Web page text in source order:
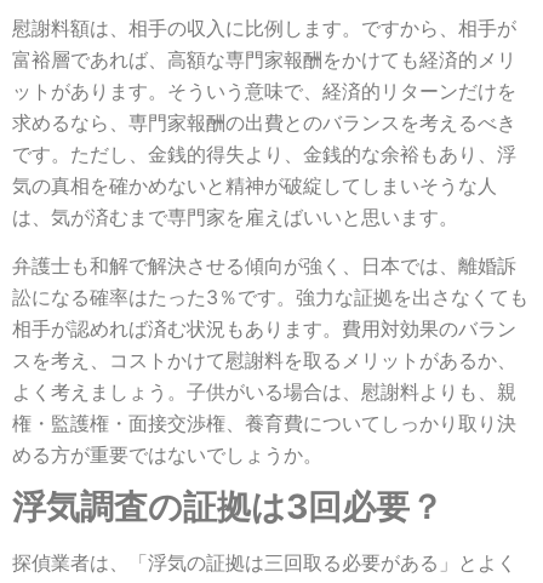
慰謝料額は、相手の収入に比例します。ですから、相手が
富裕層であれば、高額な専門家報酬をかけても経済的メリ
ットがあります。そういう意味で、経済的リターンだけを
求めるなら、専門家報酬の出費とのバランスを考えるべき
です。ただし、金銭的得失より、金銭的な余裕もあり、浮
気の真相を確かめないと精神が破綻してしまいそうな人
は、気が済むまで専門家を雇えばいいと思います。
弁護士も和解で解決させる傾向が強く、日本では、離婚訴
訟になる確率はたった3％です。強力な証拠を出さなくても
相手が認めれば済む状況もあります。費用対効果のバラン
スを考え、コストかけて慰謝料を取るメリットがあるか、
よく考えましょう。子供がいる場合は、慰謝料よりも、親
権・監護権・面接交渉権、養育費についてしっかり取り決
める方が重要ではないでしょうか。
浮気調査の証拠は3回必要？
探偵業者は、「浮気の証拠は三回取る必要がある」とよく